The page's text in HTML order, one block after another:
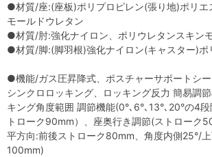
●材質/座:(座板)ポリプロピレン(張り地)ポリエ
モールドウレタン
●材質/肘:強化ナイロン、ポリウレタンスキン
●材質/脚:(脚羽根)強化ナイロン(キャスター)ポ
●機能/ガス圧昇降式、ポスチャーサポートシ
シンクロロッキング、ロッキング反力 簡易調
キング角度範囲 調節機能(0°､6°､13°､20°の4
トローク90mm）、座奥行き調節(ストローク
平方向:前後ストローク80mm、角度内側25°/
100mm)